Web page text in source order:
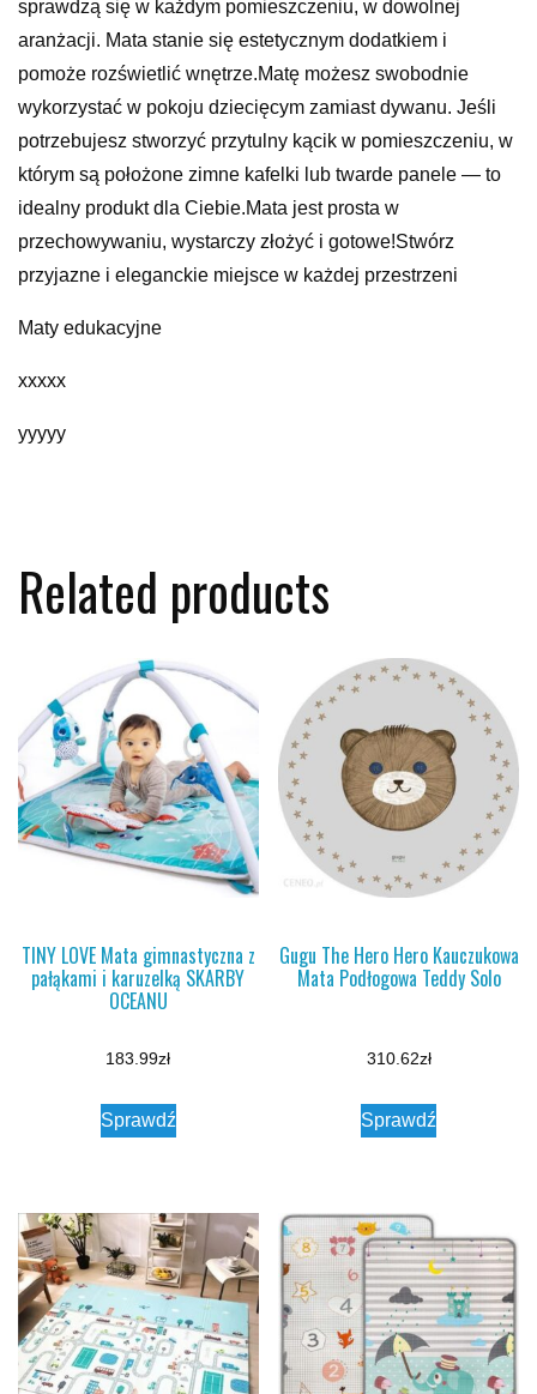
sprawdzą się w każdym pomieszczeniu, w dowolnej
aranżacji. Mata stanie się estetycznym dodatkiem i
pomoże rozświetlić wnętrze.Matę możesz swobodnie
wykorzystać w pokoju dziecięcym zamiast dywanu. Jeśli
potrzebujesz stworzyć przytulny kącik w pomieszczeniu, w
którym są położone zimne kafelki lub twarde panele — to
idealny produkt dla Ciebie.Mata jest prosta w
przechowywaniu, wystarczy złożyć i gotowe!Stwórz
przyjazne i eleganckie miejsce w każdej przestrzeni
Maty edukacyjne
xxxxx
yyyyy
Related products
TINY LOVE Mata gimnastyczna z
pałąkami i karuzelką SKARBY
OCEANU
183.99zł
Sprawdź
Gugu The Hero Hero Kauczukowa
Mata Podłogowa Teddy Solo
310.62zł
Sprawdź